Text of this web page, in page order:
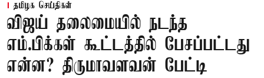
தமிழக செய்திகள்
விஜய் தலைமையில் நடந்த
எம்.பிக்கள் கூட்டத்தில் பேசப்பட்டது
என்ன? திருமாவளவன் பேட்டி